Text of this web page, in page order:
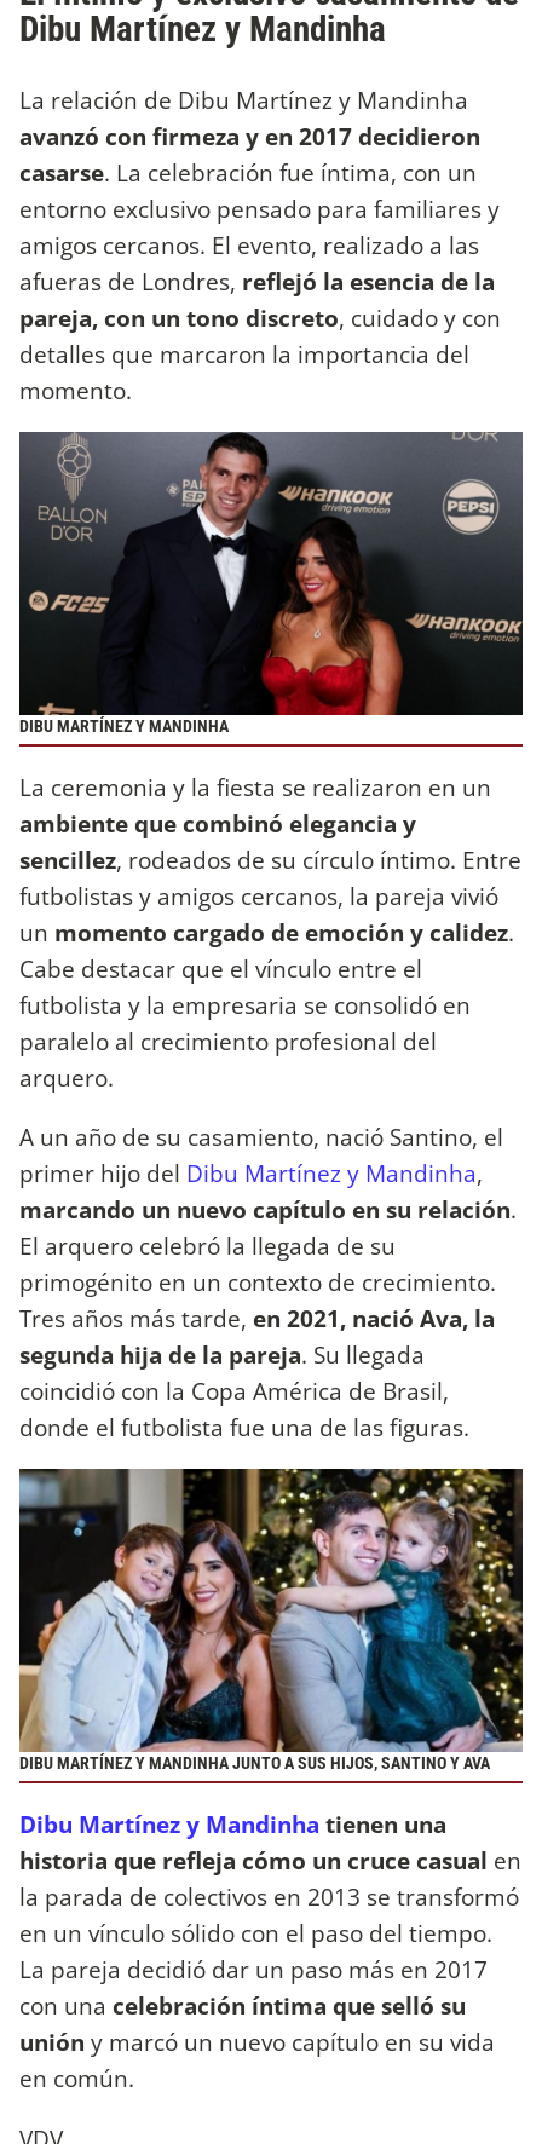
Dibu Martínez y Mandinha
La relación de Dibu Martínez y Mandinha
avanzó con firmeza y en 2017 decidieron
casarse. La celebración fue íntima, con un
entorno exclusivo pensado para familiares y
amigos cercanos. El evento, realizado a las
afueras de Londres, reflejó la esencia de la
pareja, con un tono discreto, cuidado y con
detalles que marcaron la importancia del
momento.
DIBU MARTÍNEZ Y MANDINHA
La ceremonia y la fiesta se realizaron en un
ambiente que combinó elegancia y
sencillez, rodeados de su círculo íntimo. Entre
futbolistas y amigos cercanos, la pareja vivió
un momento cargado de emoción y calidez.
Cabe destacar que el vínculo entre el
futbolista y la empresaria se consolidó en
paralelo al crecimiento profesional del
arquero.
A un año de su casamiento, nació Santino, el
primer hijo del Dibu Martínez y Mandinha,
marcando un nuevo capítulo en su relación.
El arquero celebró la llegada de su
primogénito en un contexto de crecimiento.
Tres años más tarde, en 2021, nació Ava, la
segunda hija de la pareja. Su llegada
coincidió con la Copa América de Brasil,
donde el futbolista fue una de las figuras.
DIBU MARTÍNEZ Y MANDINHA JUNTO A SUS HIJOS, SANTINO Y AVA
Dibu Martínez y Mandinha tienen una
historia que refleja cómo un cruce casual en
la parada de colectivos en 2013 se transformó
en un vínculo sólido con el paso del tiempo.
La pareja decidió dar un paso más en 2017
con una celebración íntima que selló su
unión y marcó un nuevo capítulo en su vida
en común.